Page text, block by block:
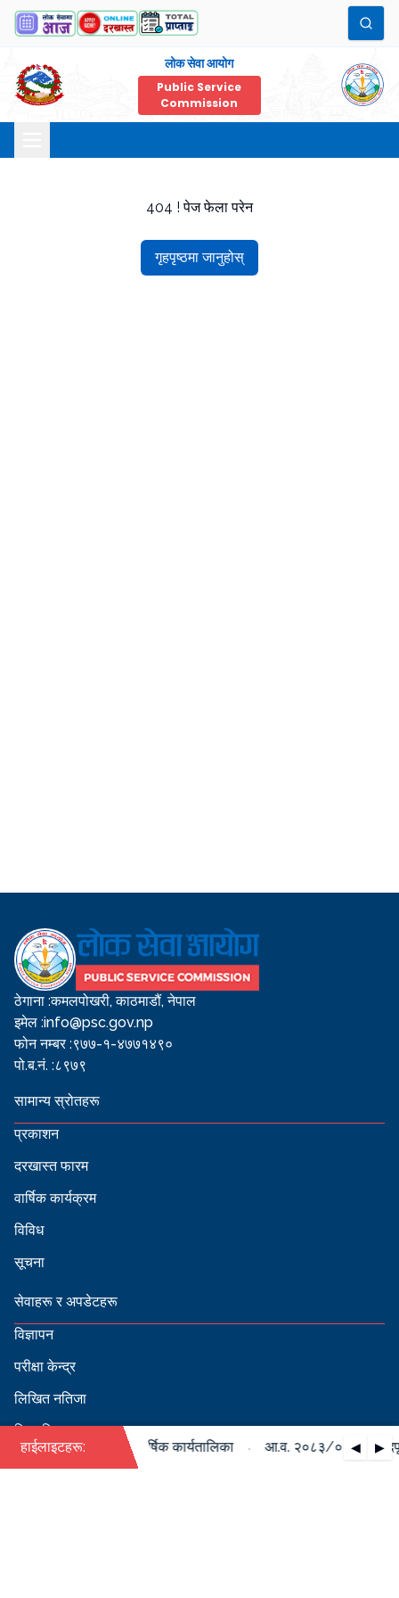
लोक सेवा आयोग
Public Service
Commission
404 ! पेज फेला परेन
गृहपृष्ठमा जानुहोस्
ठेगाना :कमलपोखरी, काठमाडौं, नेपाल
इमेल :info@psc.gov.np
फोन नम्बर :९७७-१-४७७१४९०
पो.ब.नं. :८९७९
सामान्य स्रोतहरू
प्रकाशन
दरखास्त फारम
वार्षिक कार्यक्रम
विविध
सूचना
सेवाहरू र अपडेटहरू
विज्ञापन
परीक्षा केन्द्र
लिखित नतिजा
सिफारिस
हाईलाइटहरू: ◀ ▶
को पदपूर्ति सम्बन्धी वार्षिक कार्यतालिका आ.व. २०८३/०८४ को